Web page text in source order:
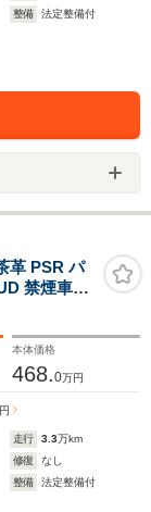
整備
法定整備付
革 PSR パ
禁煙車
R TZDレコ
本体価格
468.0万円
円
走行 3.3万km
修復
なし
整備
法定整備付